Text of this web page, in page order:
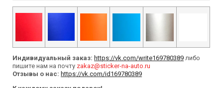
Индивидуальный заказ: https://vk.com/write169780389 либо
пишите нам на почту zakaz@sticker-na-auto.ru
Отзывы о нас: https://vk.com/id169780389